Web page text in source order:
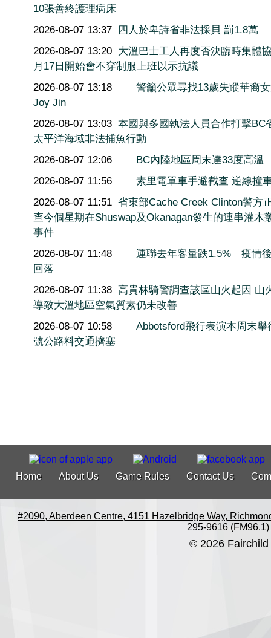
10張善終護理病床
2026-08-07 13:37 四人於卑詩省非法採貝 罰1.8萬
2026-08-07 13:20 大溫巴士工人再度否決臨時集體
月17日開始會不穿制服上班以示抗議
2026-08-07 13:18
警籲公眾尋找13歲失蹤華裔
Joy Jin
2026-08-07 13:03 本國與多國執法人員合作打擊BC
太平洋海域非法捕魚行動
2026-08-07 12:06
BC內陸地區周末達33度高溫
2026-08-07 11:56
素里電單車手避截查 逆線撞
2026-08-07 11:51 省東部Cache Creek Clinton警方
查今個星期在Shuswap及Okanagan發生的連串灌木
事件
2026-08-07 11:48
運聯去年客量跌1.5% 疫情
回落
2026-08-07 11:38 高貴林騎警調查該區山火起因 山
導致大溫地區空氣質素仍未改善
2026-08-07 10:58
Abbotsford飛行表演本周末
號公路料交通擠塞
Home About Us Game Rules Contact Us
#2090, Aberdeen Centre, 4151 Hazelbridge Way,
295-9616 (FM96.1)
© 2026 Fairchild